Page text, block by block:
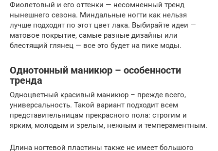
Фиолетовый и его оттенки — несомненный тренд
нынешнего сезона. Миндальные ногти как нельзя
лучше подходят по этот цвет лака. Выбирайте идеи —
матовое покрытие, самые разные дизайны или
блестящий глянец — все это будет на пике моды.
Однотонный маникюр – особенности
тренда
Одноцветный красивый маникюр – прежде всего,
универсальность. Такой вариант подходит всем
представительницам прекрасного пола: строгим и
ярким, молодым и зрелым, нежным и темпераментным.
Длина ногтевой пластины также не имеет большого